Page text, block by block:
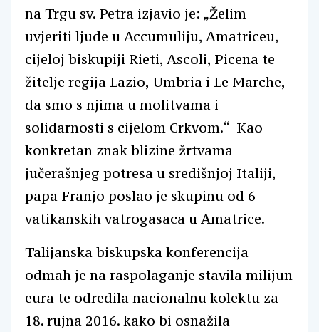
na Trgu sv. Petra izjavio je: „Želim
uvjeriti ljude u Accumuliju, Amatriceu,
cijeloj biskupiji Rieti, Ascoli, Picena te
žitelje regija Lazio, Umbria i Le Marche,
da smo s njima u molitvama i
solidarnosti s cijelom Crkvom.“ Kao
konkretan znak blizine žrtvama
jučerašnjeg potresa u središnjoj Italiji,
papa Franjo poslao je skupinu od 6
vatikanskih vatrogasaca u Amatrice.
Talijanska biskupska konferencija
odmah je na raspolaganje stavila milijun
eura te odredila nacionalnu kolektu za
18. rujna 2016. kako bi osnažila